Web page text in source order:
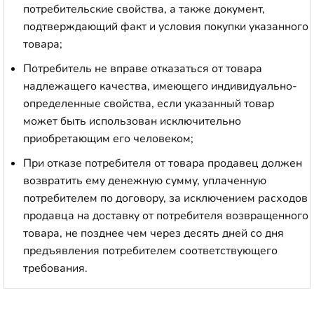
потребительские свойства, а также документ,
подтверждающий факт и условия покупки указанного
товара;
Потребитель не вправе отказаться от товара
надлежащего качества, имеющего индивидуально-
определенные свойства, если указанный товар
может быть использован исключительно
приобретающим его человеком;
При отказе потребителя от товара продавец должен
возвратить ему денежную сумму, уплаченную
потребителем по договору, за исключением расходов
продавца на доставку от потребителя возвращенного
товара, не позднее чем через десять дней со дня
предъявления потребителем соответствующего
требования.